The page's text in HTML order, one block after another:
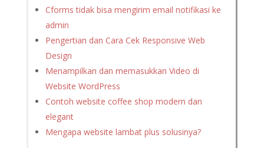
Cforms tidak bisa mengirim email notifikasi ke
admin
Pengertian dan Cara Cek Responsive Web
Design
Menampilkan dan memasukkan Video di
Website WordPress
Contoh website coffee shop modern dan
elegant
Mengapa website lambat plus solusinya?